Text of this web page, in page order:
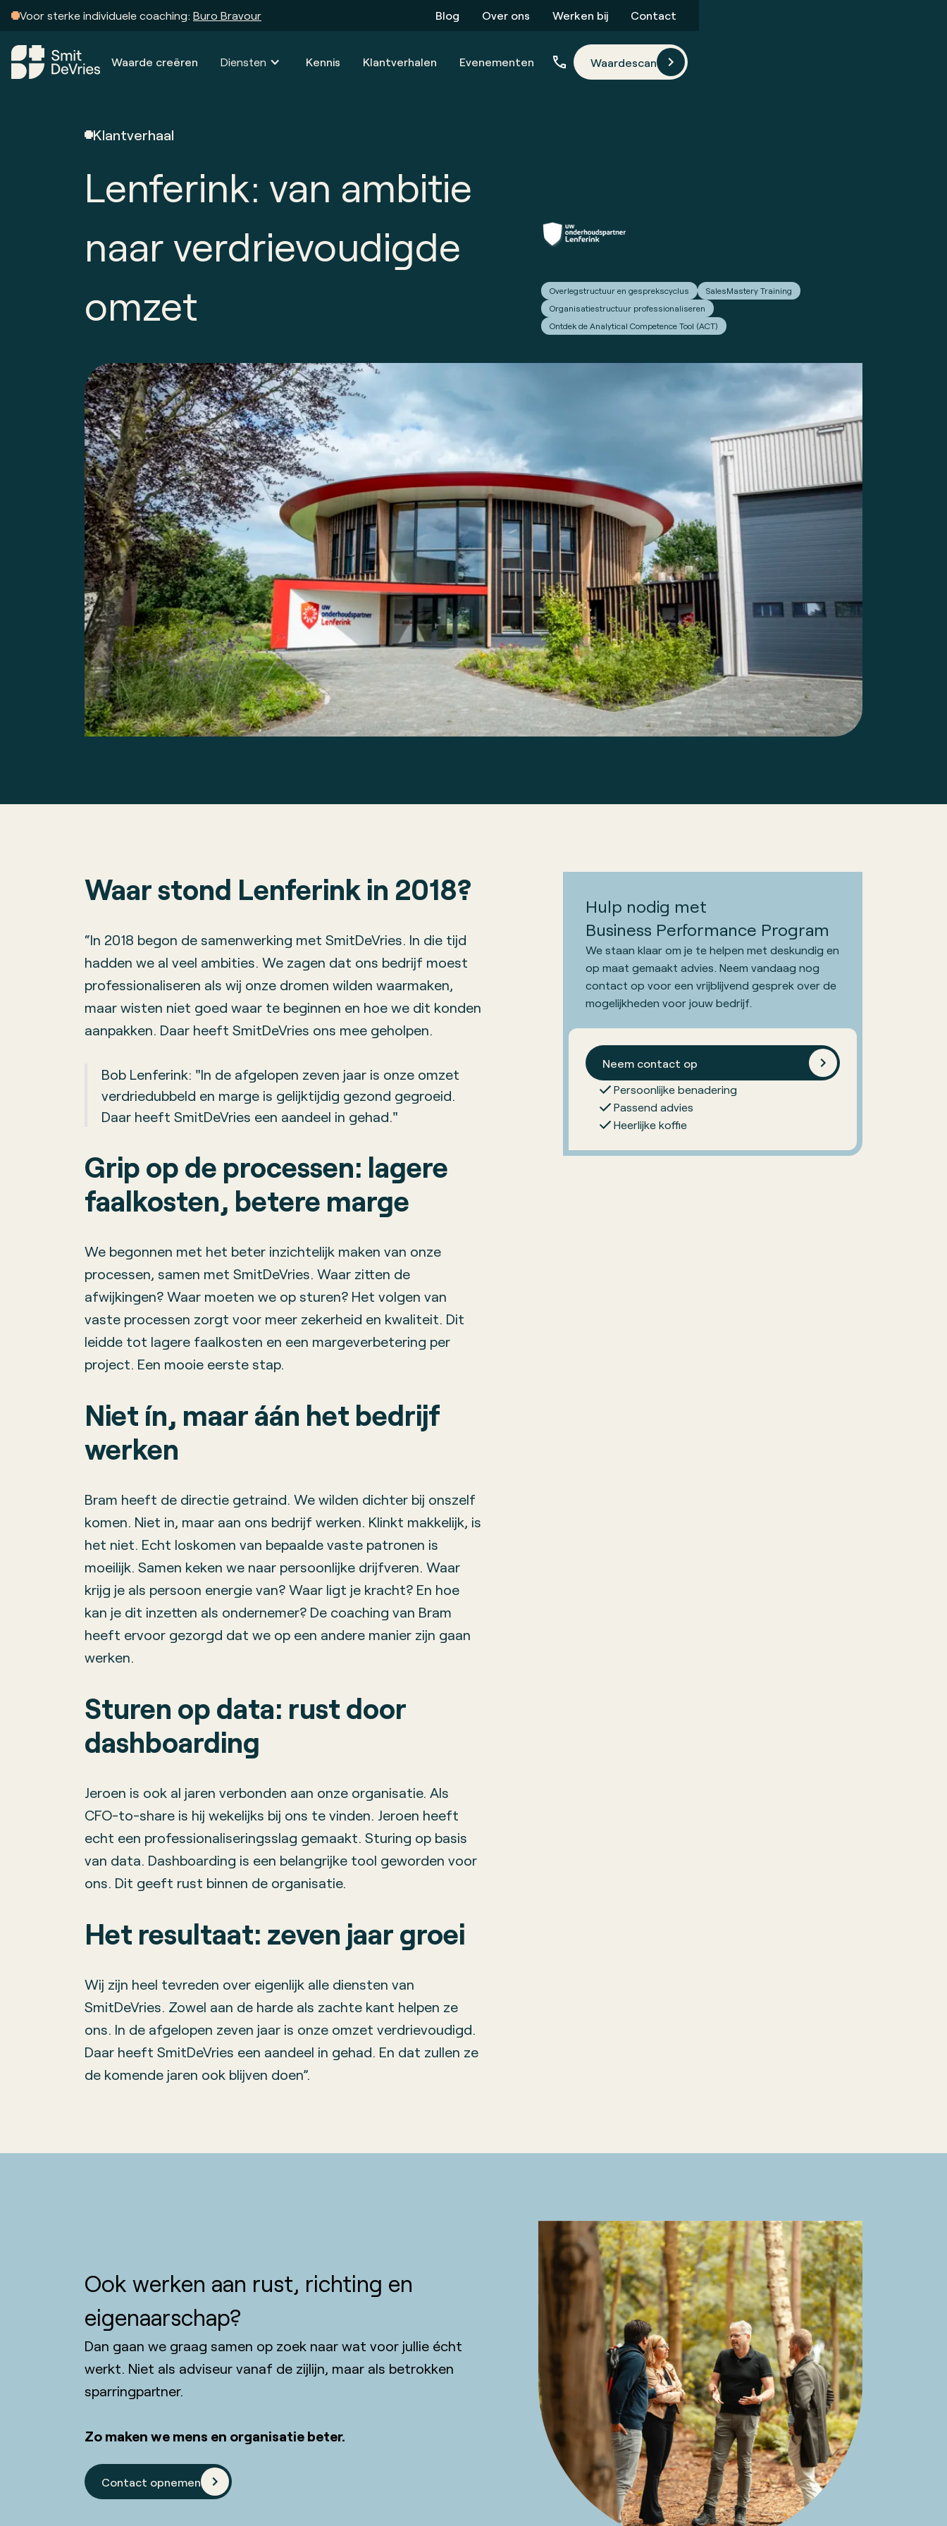
Voor sterke individuele coaching: Buro Bravour Blog Over ons Werken bij Contact
Waarde creëren Diensten Kennis Klantverhalen Evenementen Waardescan
Klantverhaal
Lenferink: van ambitie
naar verdrievoudigde
omzet
Overlegstructuur en gesprekscyclus
SalesMastery Training
Organisatiestructuur professionaliseren
Ontdek de Analytical Competence Tool (ACT)
Waar stond Lenferink in 2018?
“In 2018 begon de samenwerking met SmitDeVries. In die tijd
hadden we al veel ambities. We zagen dat ons bedrijf moest
professionaliseren als wij onze dromen wilden waarmaken,
maar wisten niet goed waar te beginnen en hoe we dit konden
aanpakken. Daar heeft SmitDeVries ons mee geholpen.
Bob Lenferink: "In de afgelopen zeven jaar is onze omzet
verdriedubbeld en marge is gelijktijdig gezond gegroeid.
Daar heeft SmitDeVries een aandeel in gehad."
Grip op de processen: lagere
faalkosten, betere marge
We begonnen met het beter inzichtelijk maken van onze
processen, samen met SmitDeVries. Waar zitten de
afwijkingen? Waar moeten we op sturen? Het volgen van
vaste processen zorgt voor meer zekerheid en kwaliteit. Dit
leidde tot lagere faalkosten en een margeverbetering per
project. Een mooie eerste stap.
Niet ín, maar áán het bedrijf
werken
Bram heeft de directie getraind. We wilden dichter bij onszelf
komen. Niet in, maar aan ons bedrijf werken. Klinkt makkelijk, is
het niet. Echt loskomen van bepaalde vaste patronen is
moeilijk. Samen keken we naar persoonlijke drijfveren. Waar
krijg je als persoon energie van? Waar ligt je kracht? En hoe
kan je dit inzetten als ondernemer? De coaching van Bram
heeft ervoor gezorgd dat we op een andere manier zijn gaan
werken.
Sturen op data: rust door
dashboarding
Jeroen is ook al jaren verbonden aan onze organisatie. Als
CFO-to-share is hij wekelijks bij ons te vinden. Jeroen heeft
echt een professionaliseringsslag gemaakt. Sturing op basis
van data. Dashboarding is een belangrijke tool geworden voor
ons. Dit geeft rust binnen de organisatie.
Het resultaat: zeven jaar groei
Wij zijn heel tevreden over eigenlijk alle diensten van
SmitDeVries. Zowel aan de harde als zachte kant helpen ze
ons. In de afgelopen zeven jaar is onze omzet verdrievoudigd.
Daar heeft SmitDeVries een aandeel in gehad. En dat zullen ze
de komende jaren ook blijven doen”.
Hulp nodig met
Business Performance Program
We staan klaar om je te helpen met deskundig en
op maat gemaakt advies. Neem vandaag nog
contact op voor een vrijblijvend gesprek over de
mogelijkheden voor jouw bedrijf.
Neem contact op
Persoonlijke benadering
Passend advies
Heerlijke koffie
Ook werken aan rust, richting en
eigenaarschap?
Dan gaan we graag samen op zoek naar wat voor jullie écht
werkt. Niet als adviseur vanaf de zijlijn, maar als betrokken
sparringpartner.
Zo maken we mens en organisatie beter.
Contact opnemen